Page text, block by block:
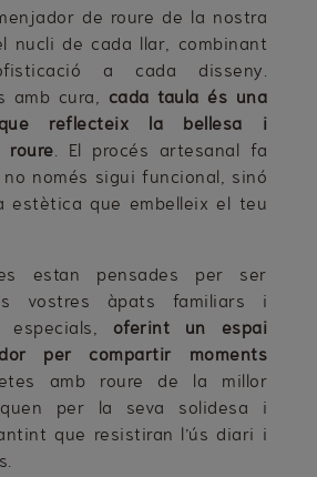
de roure de la nostra
nucli de cada llar, combinant
a cada disseny.
amb cura, cada taula és una
reflecteix la bellesa i
roure. El procés artesanal fa
només sigui funcional, sinó
estètica que embelleix el teu
estan pensades per ser
vostres àpats familiars i
especials, oferint un espai
per compartir moments
amb roure de la millor
per la seva solidesa i
que resistiran l’ús diari i